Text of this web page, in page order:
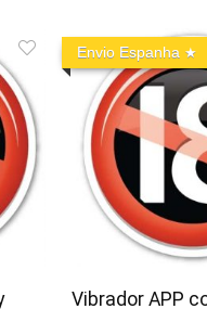
Envio Espanha
Vibrador APP